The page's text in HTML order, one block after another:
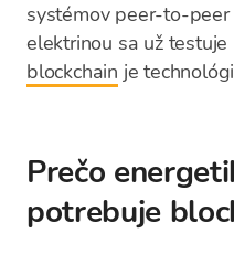
systémov peer-to-
elektrinou sa už
blockchain je
Prečo
potrebuje